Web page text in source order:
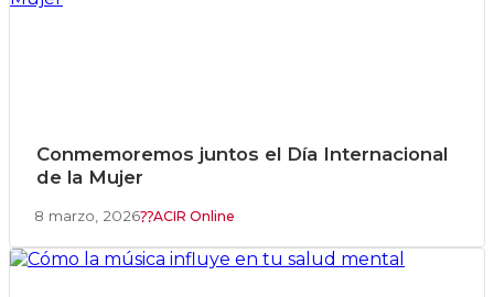
Conmemoremos juntos el Día Internacional
de la Mujer
8 marzo, 2026 ACIR Online